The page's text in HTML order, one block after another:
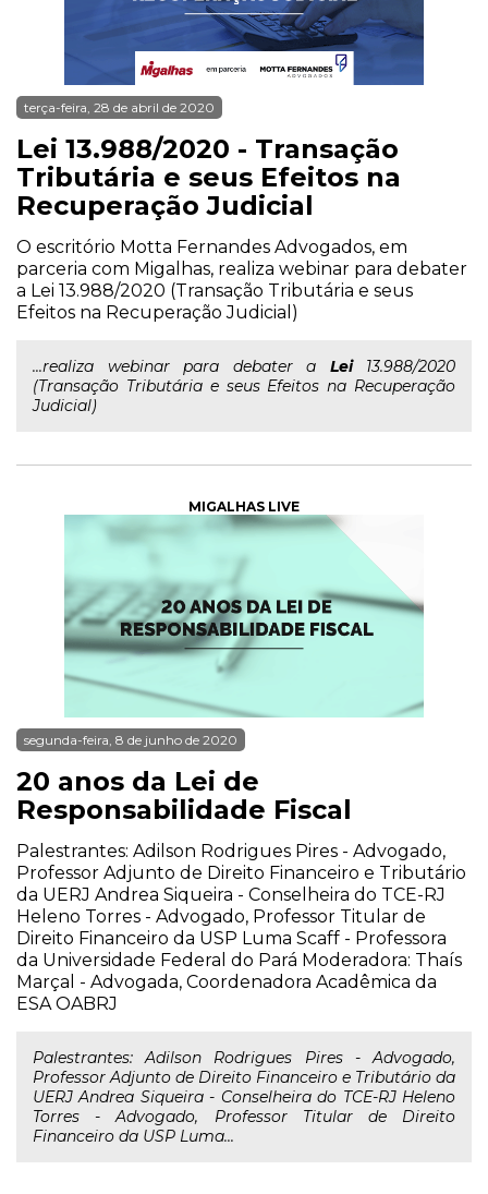
terça-feira, 28 de abril de 2020
Lei 13.988/2020 - Transação
Tributária e seus Efeitos na
Recuperação Judicial
O escritório Motta Fernandes Advogados, em
parceria com Migalhas, realiza webinar para debater
a Lei 13.988/2020 (Transação Tributária e seus
Efeitos na Recuperação Judicial)
...realiza webinar para debater a Lei13.988/2020
(Transação Tributária e seus Efeitos na Recuperação
Judicial)
MIGALHAS LIVE
segunda-feira, 8 de junho de 2020
20 anos da Lei de
Responsabilidade Fiscal
Palestrantes: Adilson Rodrigues Pires - Advogado,
Professor Adjunto de Direito Financeiro e Tributário
da UERJ Andrea Siqueira - Conselheira do TCE-RJ
Heleno Torres - Advogado, Professor Titular de
Direito Financeiro da USP Luma Scaff - Professora
da Universidade Federal do Pará Moderadora: Thaís
Marçal - Advogada, Coordenadora Acadêmica da
ESA OABRJ
Palestrantes: Adilson Rodrigues Pires - Advogado,
Professor Adjunto de Direito Financeiro e Tributário da
UERJ Andrea Siqueira - Conselheira do TCE-RJ Heleno
Torres - Advogado, Professor Titular de Direito
Financeiro da USP Luma...